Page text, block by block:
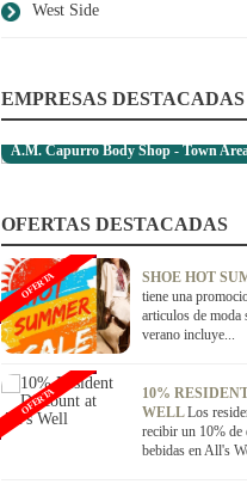
West Side
EMPRESAS DESTACADAS
A.M. Capurro Body Shop - Town
OFERTAS DESTACADAS
SHOE HOT
tiene una
articulos de moda
verano incluye...
OFERTA
10%
WELLLos
recibir un 10% de
bebidas en All's
OFERTA